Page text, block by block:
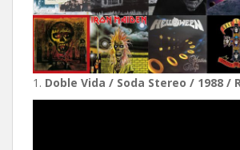
1. Doble Vida / Soda Stereo / 1988 /